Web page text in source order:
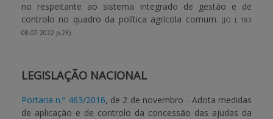
no respeitante ao sistema integrado de gestão e de
controlo no quadro da política agrícola comum.(JO L 183
08.07.2022 p.23)
LEGISLAÇÃO NACIONAL
Portaria n.º 463/2016, de 2 de novembro - Adota medidas
de aplicação e de controlo da concessão das ajudas da